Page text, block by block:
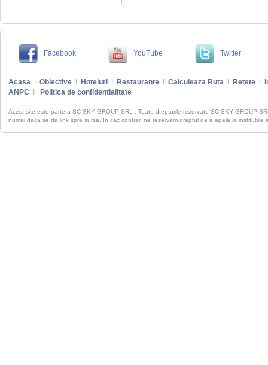
Facebook YouTube Twitter
Acasa Obiective Hoteluri Restaurante Calculeaza Ruta Retete
ANPC
Politica de confidentialitate
Acest site este parte a SC SKY GROUP SRL . Toate drepturile rezervate SC SKY GROUP
numai daca se da link spre sursa. In caz contrar, ne rezervam dreptul de a apela la institutiile